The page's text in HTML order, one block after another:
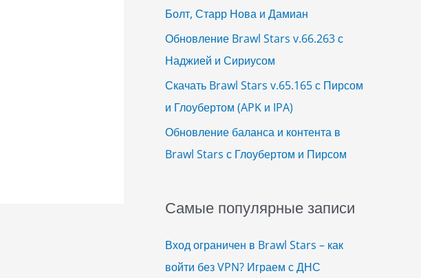
:Болт, Старр Нова и Дамиан
Обновление Brawl Stars v.66.263 с
Наджией и Сириусом
Скачать Brawl Stars v.65.165 с Пирсом
и Глоубертом (APK и IPA)
Обновление баланса и контента в
Brawl Stars с Глоубертом и Пирсом
Самые популярные записи
Вход ограничен в Brawl Stars – как
войти без VPN? Играем с ДНС